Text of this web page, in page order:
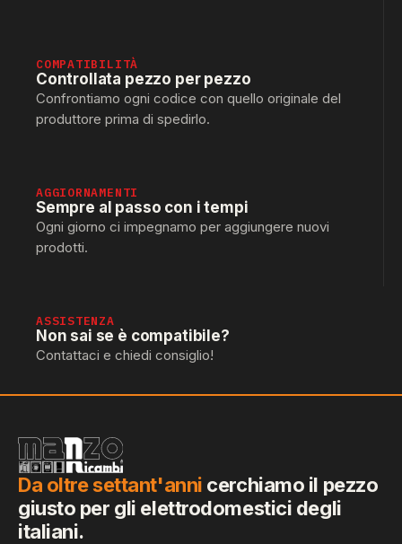
COMPATIBILITÀ
Controllata pezzo per pezzo
Confrontiamo ogni codice con quello originale del
produttore prima di spedirlo.
AGGIORNAMENTI
Sempre al passo con i tempi
Ogni giorno ci impegnamo per aggiungere nuovi
prodotti.
ASSISTENZA
Non sai se è compatibile?
Contattaci e chiedi consiglio!
Da oltre settant'anni cerchiamo il pezzo
giusto per gli elettrodomestici degli
italiani.